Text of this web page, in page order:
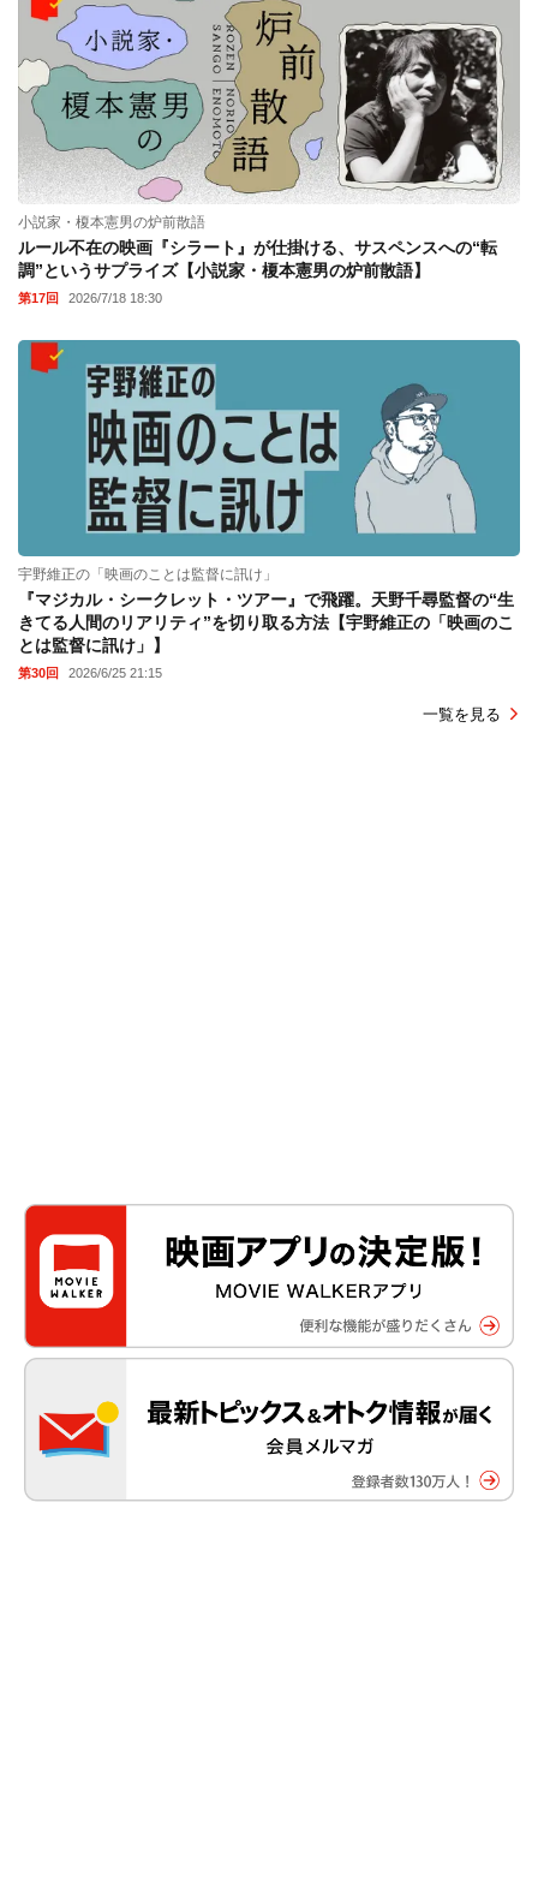
「裏切り映画の愉しみ方」最終回『バーン・アフター・リーディ
ング』後編】
第20回 2026/6/17 19:30
小説家・榎本憲男の炉前散語
ルール不在の映画『シラート』が仕掛ける、サスペンスへの“転
調”というサプライズ【小説家・榎本憲男の炉前散語】
2026/7/18 18:30
『マジカル・シークレット・ツアー』で飛躍。天野千尋監督の“生